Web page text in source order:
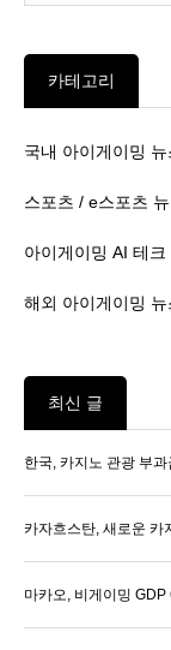
카테고리
국내 아이게이밍 뉴
스포츠 / e스포츠
아이게이밍 AI 테크
해외 아이게이밍 뉴
최신 글
한국, 카지노 관광 부
카자흐스탄, 새로운 카
마카오, 비게이밍